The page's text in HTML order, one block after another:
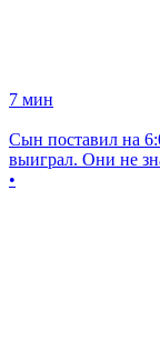
7 мин
Сын поставил на
выиграл. Они не
•